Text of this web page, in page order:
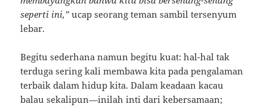
seperti ini,” ucap seorang teman sambil tersenyum
lebar.
Begitu sederhana namun begitu kuat: hal-hal tak
terduga sering kali membawa kita pada pengalaman
terbaik dalam hidup kita. Dalam keadaan kacau
balau sekalipun—inilah inti dari kebersamaan;